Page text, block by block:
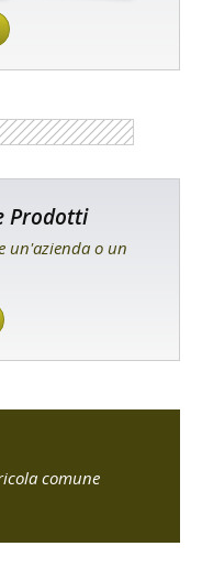
Prodotti
un'azienda o un
comune